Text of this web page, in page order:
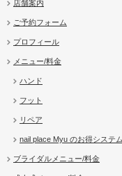
店舗案内
ご予約フォーム
プロフィール
メニュー/料金
ハンド
フット
リペア
nail place Myu のお得システム
ブライダルメニュー/料金